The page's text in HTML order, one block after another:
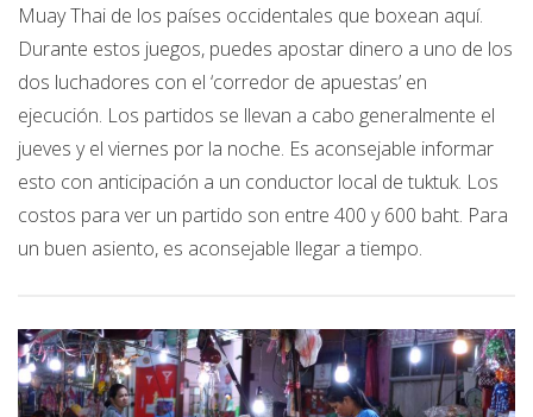
Muay Thai de los países occidentales que boxean aquí.
Durante estos juegos, puedes apostar dinero a uno de los
dos luchadores con el ‘corredor de apuestas’ en
ejecución. Los partidos se llevan a cabo generalmente el
jueves y el viernes por la noche. Es aconsejable informar
esto con anticipación a un conductor local de tuktuk. Los
costos para ver un partido son entre 400 y 600 baht. Para
un buen asiento, es aconsejable llegar a tiempo.